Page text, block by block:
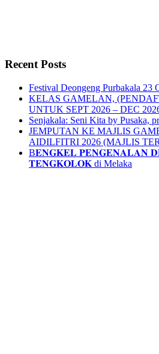
Recent Posts
Festival Deongeng Purbakala 23
KELAS GAMELAN,
UNTUK SEPT 2026 – DEC
Senjakala: Seni Kita by Pusaka,
JEMPUTAN KE MAJLIS
AIDILFITRI 2026 (MAJLIS
B𝐄𝐍𝐆𝐊𝐄𝐋 𝐏𝐄𝐍𝐆𝐄𝐍𝐀𝐋𝐀𝐍
𝐓𝐄𝐍𝐆𝐊𝐎𝐋𝐎𝐊 di Melaka